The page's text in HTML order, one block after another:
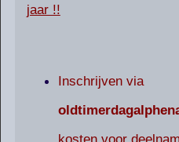
jaar !!
Inschrijven via